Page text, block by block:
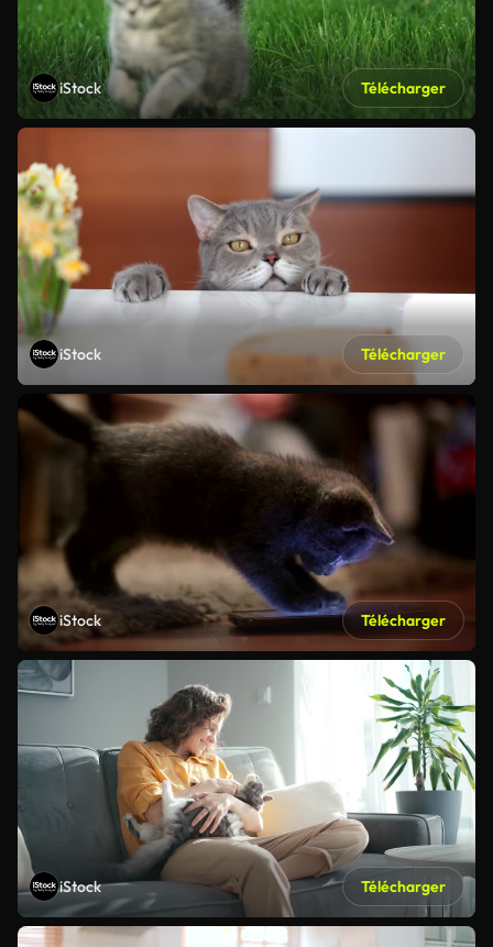
iStock Télécharger
iStock Télécharger
iStock Télécharger
iStock Télécharger